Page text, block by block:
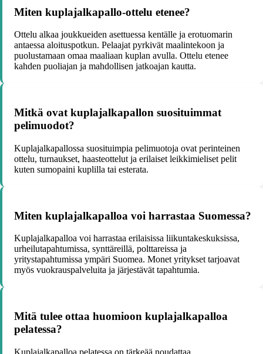
Miten kuplajalkapallo-ottelu etenee?
Ottelu alkaa joukkueiden asettuessa kentälle ja erotuomarin
antaessa aloituspotkun. Pelaajat pyrkivät maalintekoon ja
puolustamaan omaa maaliaan kuplan avulla. Ottelu etenee
kahden puoliajan ja mahdollisen jatkoajan kautta.
Mitkä ovat kuplajalkapallon suosituimmat
pelimuodot?
Kuplajalkapallossa suosituimpia pelimuotoja ovat perinteinen
ottelu, turnaukset, haasteottelut ja erilaiset leikkimieliset pelit
kuten sumopaini kuplilla tai esterata.
Miten kuplajalkapalloa voi harrastaa Suomessa?
Kuplajalkapalloa voi harrastaa erilaisissa liikuntakeskuksissa,
urheilutapahtumissa, synttäreillä, polttareissa ja
yritystapahtumissa ympäri Suomea. Monet yritykset tarjoavat
myös vuokrauspalveluita ja järjestävät tapahtumia.
Mitä tulee ottaa huomioon kuplajalkapalloa
pelatessa?
Kuplajalkapalloa pelatessa on tärkeää noudattaa